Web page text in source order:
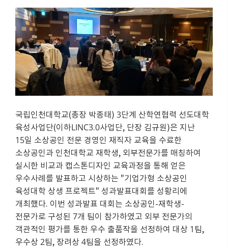
국립인천대학교(총장 박종태) 3단계 산학연협력 선도대학
육성사업단(이하LINC3.0사업단, 단장 김규원)은 지난
15일 소상공인 전문 경영인 재직자 교육을 수료한
소상공인과 인천대학교 재학생, 외부전문가를 매칭하여
실시한 비교과 캡스톤디자인 교육과정을 통해 얻은
우수사례를 발표하고 시상하는 "기업가형 소상공인
육성대학 상생 프로젝트" 성과발표대회를 성황리에
개최했다. 이번 성과발표 대회는 소상공인-재학생-
전문가로 구성된 7개 팀이 참가하였고 외부 전문가의
객관적인 평가를 통한 우수 출품작을 선정하여 대상 1팀,
우수상 2팀, 장려상 4팀을 선정하였다.